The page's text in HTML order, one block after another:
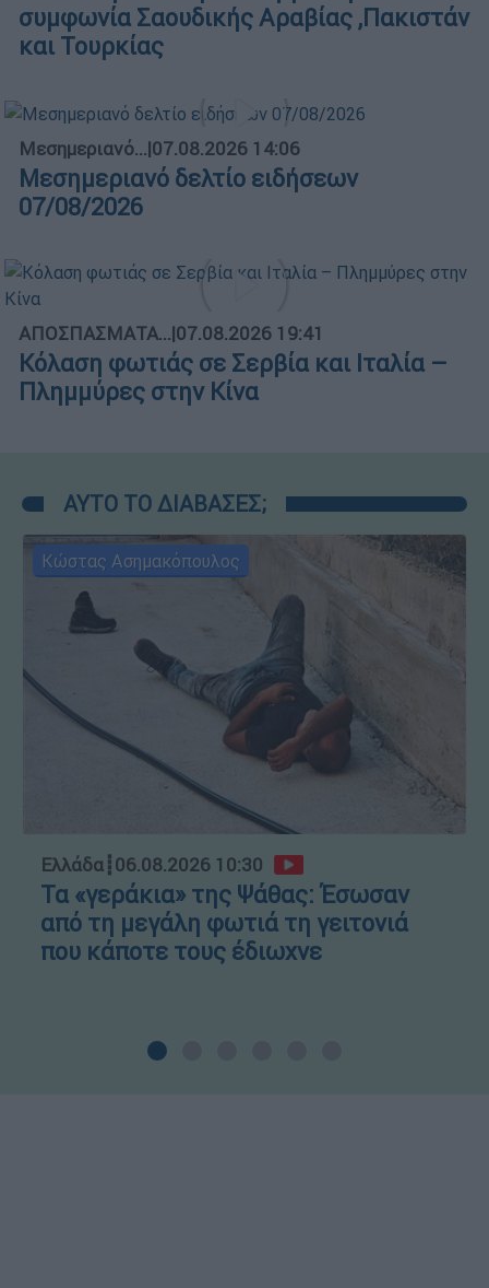
συμφωνία Σαουδικής Αραβίας ,Πακιστάν
και Τουρκίας
Μεσημεριανό...|07.08.2026 14:06
Μεσημεριανό δελτίο ειδήσεων
07/08/2026
ΑΠΟΣΠΑΣΜΑΤΑ...|07.08.2026 19:41
Κόλαση φωτιάς σε Σερβία και Ιταλία –
Πλημμύρες στην Κίνα
ΑΥΤΟ ΤΟ ΔΙΑΒΑΣΕΣ;
Κώστας Ασημακόπουλος
Ελλάδα┋06.08.2026 10:30
Τα «γεράκια» της Ψάθας: Έσωσαν
από τη μεγάλη φωτιά τη γειτονιά
που κάποτε τους έδιωχνε